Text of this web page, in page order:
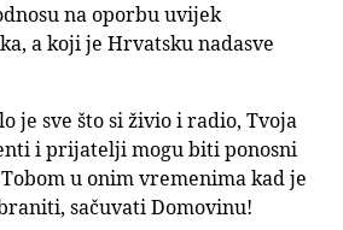
na oporbu uvijek
a koji je Hrvatsku nadasve
je sve što si živio i radio, Tvoja
i prijatelji mogu biti ponosni
u onim vremenima kad je
sačuvati Domovinu!